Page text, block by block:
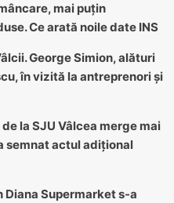
mai puțin
Ce arată noile date INS
George Simion, alături
în vizită la antreprenori și
la SJU Vâlcea merge mai
semnat actul adițional
Diana Supermarket s-a